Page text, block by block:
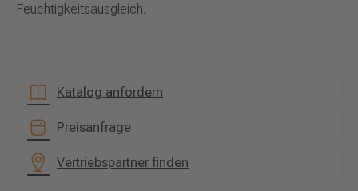
Feuchtigkeitsausgleich.
Katalog anfordern
Preisanfrage
Vertriebspartner finden